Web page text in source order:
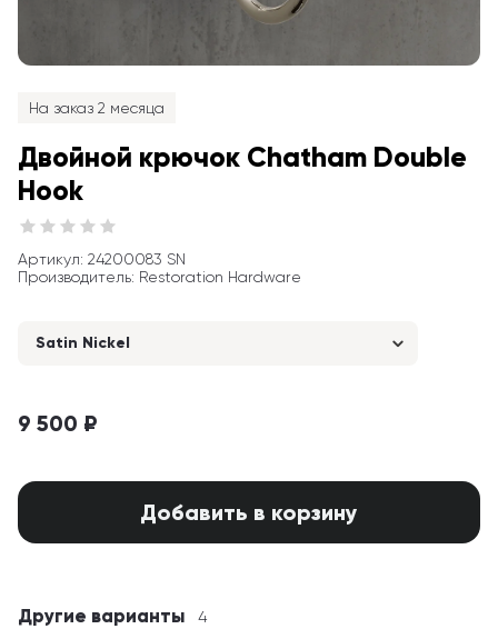
На заказ 2 месяца
Двойной крючок Chatham Double
Hook
Артикул: 24200083 SN
Производитель: Restoration Hardware
Satin Nickel
9 500 ₽
Добавить в корзину
Другие варианты 4